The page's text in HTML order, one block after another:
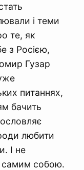
і теми
те, як
з Росією,
Гузар
питаннях,
бачить
любити
І не
самим собою.